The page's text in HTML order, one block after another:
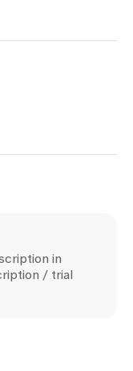
in
/ trial